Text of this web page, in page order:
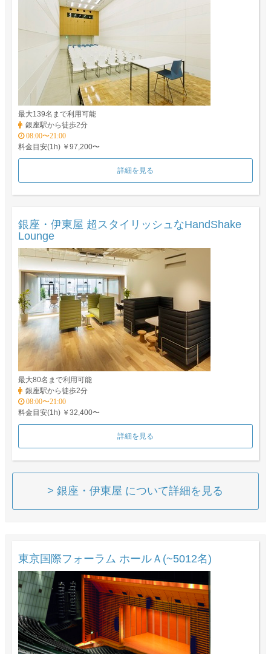
最大139名まで利用可能
銀座駅から徒歩2分
08:00〜21:00
料金目安(1h) ￥97,200〜
詳細を見る
銀座・伊東屋 超スタイリッシュなHandShake
Lounge
最大80名まで利用可能
銀座駅から徒歩2分
08:00〜21:00
料金目安(1h) ￥32,400〜
詳細を見る
> 銀座・伊東屋 について詳細を見る
東京国際フォーラム ホールＡ(~5012名)